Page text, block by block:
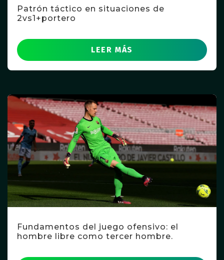
Patrón táctico en situaciones de
2vs1+portero
LEER MÁS
Fundamentos del juego ofensivo: el
hombre libre como tercer hombre.